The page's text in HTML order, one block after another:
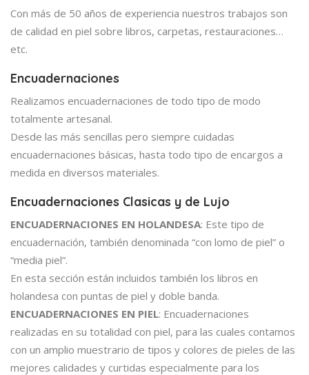
Con más de 50 años de experiencia nuestros trabajos son
de calidad en piel sobre libros, carpetas, restauraciones…
etc.
Encuadernaciones
Realizamos encuadernaciones de todo tipo de modo
totalmente artesanal.
Desde las más sencillas pero siempre cuidadas
encuadernaciones básicas, hasta todo tipo de encargos a
medida en diversos materiales.
Encuadernaciones Clasicas y de Lujo
ENCUADERNACIONES EN HOLANDESA: Este tipo de
encuadernación, también denominada “con lomo de piel” o
“media piel”.
En esta sección están incluidos también los libros en
holandesa con puntas de piel y doble banda.
ENCUADERNACIONES EN PIEL: Encuadernaciones
realizadas en su totalidad con piel, para las cuales contamos
con un amplio muestrario de tipos y colores de pieles de las
mejores calidades y curtidas especialmente para los